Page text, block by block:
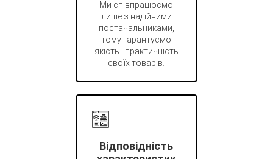
Ми співпрацюємо
лише з надійними
постачальниками,
тому гарантуємо
якість і практичність
своїх товарів.
Відповідність